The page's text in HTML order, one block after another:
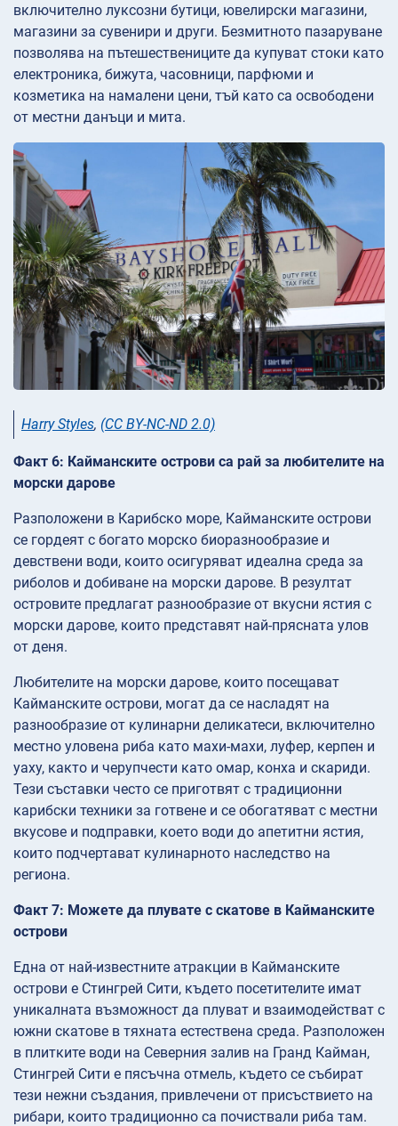
включително луксозни бутици, ювелирски магазини,
магазини за сувенири и други. Безмитното пазаруване
позволява на пътешествениците да купуват стоки като
електроника, бижута, часовници, парфюми и
козметика на намалени цени, тъй като са освободени
от местни данъци и мита.
Harry Styles, (CC BY-NC-ND 2.0)
Факт 6: Кайманските острови са рай за любителите на
морски дарове
Разположени в Карибско море, Кайманските острови
се гордеят с богато морско биоразнообразие и
девствени води, които осигуряват идеална среда за
риболов и добиване на морски дарове. В резултат
островите предлагат разнообразие от вкусни ястия с
морски дарове, които представят най-прясната улов
от деня.
Любителите на морски дарове, които посещават
Кайманските острови, могат да се насладят на
разнообразие от кулинарни деликатеси, включително
местно уловена риба като махи-махи, луфер, керпен и
уаху, както и черупчести като омар, конха и скариди.
Тези съставки често се приготвят с традиционни
карибски техники за готвене и се обогатяват с местни
вкусове и подправки, което води до апетитни ястия,
които подчертават кулинарното наследство на
региона.
Факт 7: Можете да плувате с скатове в Кайманските
острови
Една от най-известните атракции в Кайманските
острови е Стингрей Сити, където посетителите имат
уникалната възможност да плуват и взаимодействат с
южни скатове в тяхната естествена среда. Разположен
в плитките води на Северния залив на Гранд Кайман,
Стингрей Сити е пясъчна отмель, където се събират
тези нежни създания, привлечени от присъствието на
рибари, които традиционно са почиствали риба там.